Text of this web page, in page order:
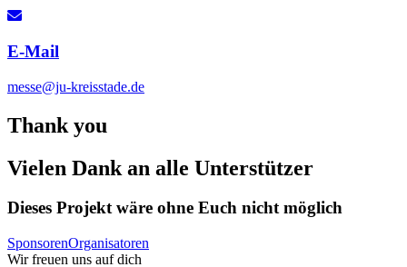
E-Mail
messe@ju-kreisstade.de
Thank you
Vielen Dank an alle Unterstützer
Dieses Projekt wäre ohne Euch nicht möglich
SponsorenOrganisatoren
Wir freuen uns aufdich